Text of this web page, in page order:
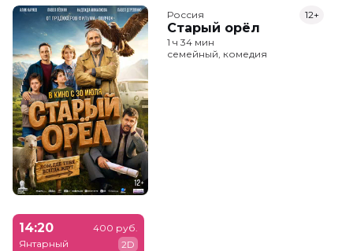
Россия
Старый орёл
12+
1 ч 34 мин
семейный, комедия
14:20
Янтарный
400 руб.
2D